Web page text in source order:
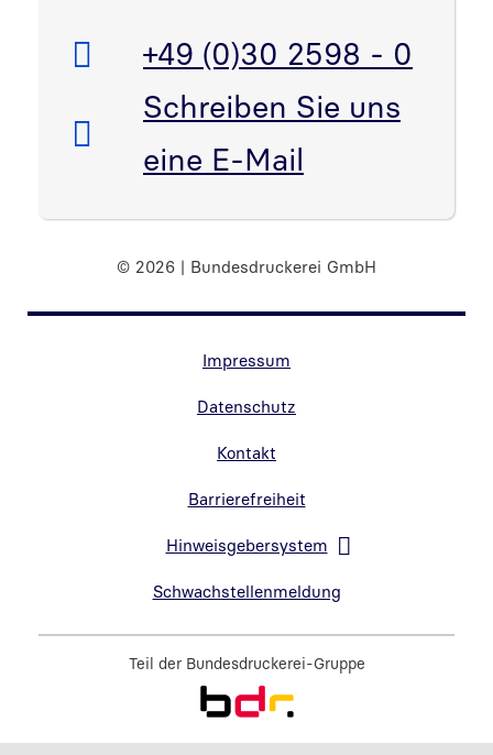
Telefon:
+49 (0)30 2598 - 0
E-Mail:
Schreiben Sie uns
eine E-Mail
© 2026 | Bundesdruckerei GmbH
Impressum
Datenschutz
Kontakt
Barrierefreiheit
Hinweisgebersystem
Schwachstellenmeldung
Teil derBundesdruckerei-Gruppe